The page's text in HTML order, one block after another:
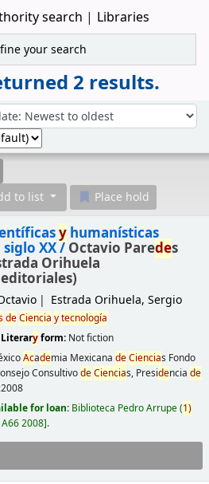
search Libraries
your search
2 results.
to list Place hold
yhumanísticas
siglo XX /Octavio Paredes
Orihuela
Estrada Orihuela, Sergio
deCiencia ytecnología
yform: Not fiction
Academia Mexicana deCiencias Fondo
ConsultivodeCiencias, Presidencia de
for loan: Biblioteca Pedro Arrupe(1)
2008 .